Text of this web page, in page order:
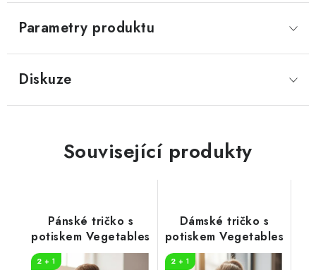
Parametry produktu
Diskuze
Související produkty
Pánské tričko s
potiskem Vegetables
2 + 1
Dámské tričko s
potiskem Vegetables
2 + 1